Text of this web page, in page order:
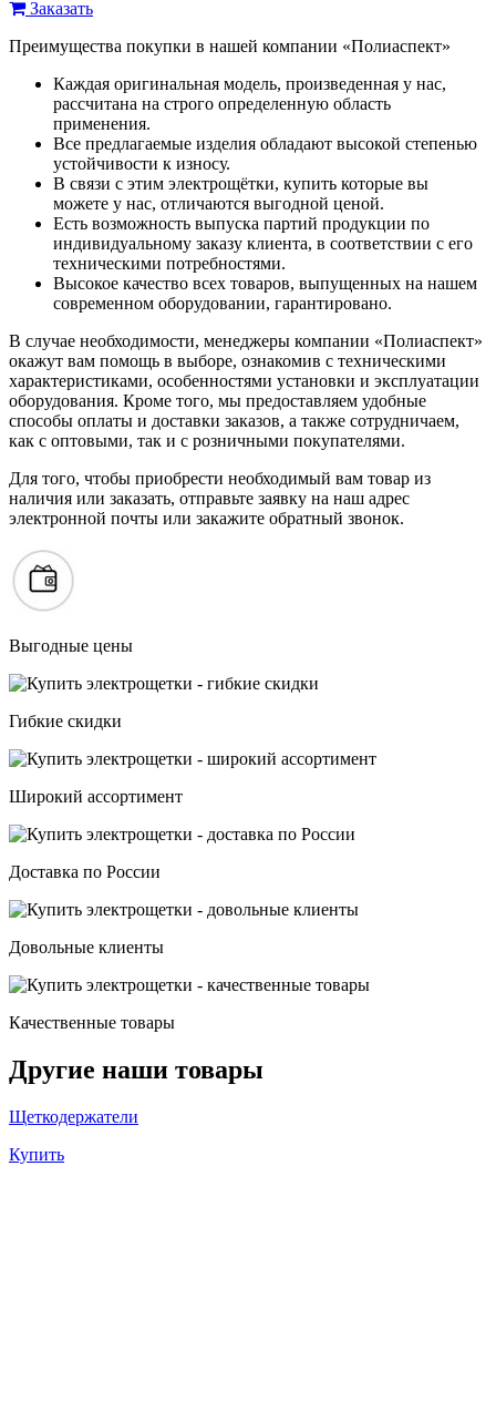
Заказать
Преимущества покупки в нашей компании «Полиаспект»
Каждая оригинальная модель, произведенная у нас,
рассчитана на строго определенную область
применения.
Все предлагаемые изделия обладают высокой степенью
устойчивости к износу.
В связи с этим электрощётки, купить которые вы
можете у нас, отличаются выгодной ценой.
Есть возможность выпуска партий продукции по
индивидуальному заказу клиента, в соответствии с его
техническими потребностями.
Высокое качество всех товаров, выпущенных на нашем
современном оборудовании, гарантировано.
В случае необходимости, менеджеры компании «Полиаспект»
окажут вам помощь в выборе, ознакомив с техническими
характеристиками, особенностями установки и эксплуатации
оборудования. Кроме того, мы предоставляем удобные
способы оплаты и доставки заказов, а также сотрудничаем,
как с оптовыми, так и с розничными покупателями.
Для того, чтобы приобрести необходимый вам товар из
наличия или заказать, отправьте заявку на наш адрес
электронной почты или закажите обратный звонок.
Выгодные цены
Гибкие скидки
Широкий ассортимент
Доставка по России
Довольные клиенты
Качественные товары
Другие наши товары
Щеткодержатели
Купить